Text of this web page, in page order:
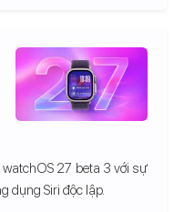
27 beta 3 với sự
dụng Siri độc lập.